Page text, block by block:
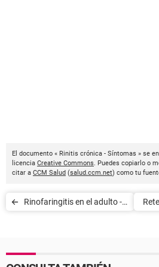
El documento « Rinitis crónica - Síntomas » se
licencia Creative Commons. Puedes copiarlo o
citar a CCM Salud (salud.ccm.net) como tu
Rinofaringitis en el adulto -